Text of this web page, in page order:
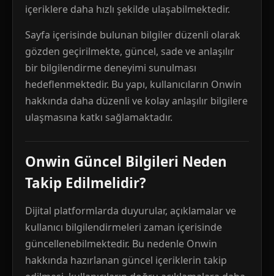
içeriklere daha hızlı şekilde ulaşabilmektedir.
Sayfa içerisinde bulunan bilgiler düzenli olarak
gözden geçirilmekte, güncel, sade ve anlaşılır
bir bilgilendirme deneyimi sunulması
hedeflenmektedir. Bu yapı, kullanıcıların Onwin
hakkında daha düzenli ve kolay anlaşılır bilgilere
ulaşmasına katkı sağlamaktadır.
Onwin Güncel Bilgileri Neden
Takip Edilmelidir?
Dijital platformlarda duyurular, açıklamalar ve
kullanıcı bilgilendirmeleri zaman içerisinde
güncellenebilmektedir. Bu nedenle Onwin
hakkında hazırlanan güncel içeriklerin takip